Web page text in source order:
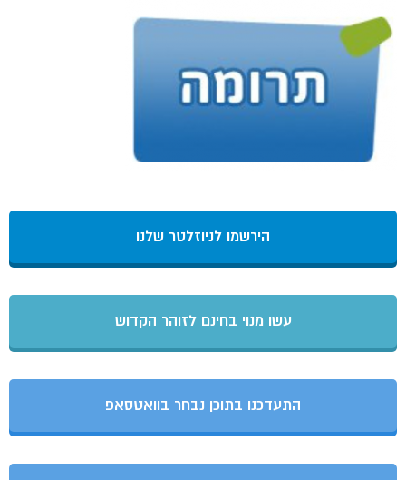
הירשמו לניוזלטר שלנו
עשו מנוי בחינם לזוהר הקדוש
התעדכנו בתוכן נבחר בוואטסאפ